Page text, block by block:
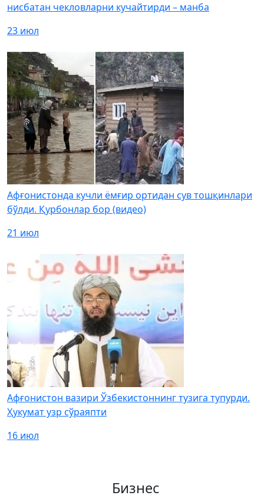
нисбатан чекловларни кучайтирди – манба
23 июл
Афғонистонда кучли ёмғир ортидан сув тошқинлари
бўлди. Қурбонлар бор (видео)
21 июл
Афғонистон вазири Ўзбекистоннинг тузига тупурди.
Ҳукумат узр сўраяпти
16 июл
Бизнес